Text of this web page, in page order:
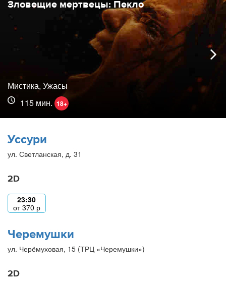
Зловещие мертвецы: Пекло
Мистика, Ужасы
115 мин. 18+
Уссури
ул. Светланская, д. 31
2D
23:30
от370 р
Черемушки
ул. Черёмуховая, 15 (ТРЦ «Черемушки»)
2D